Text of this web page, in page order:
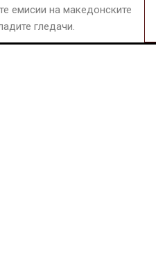
емисии на македонските
гледачи.